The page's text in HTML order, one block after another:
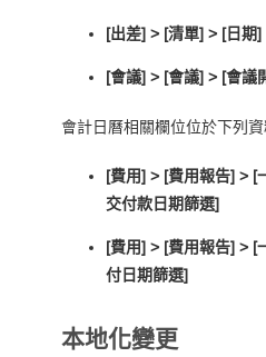
[出差] > [清單] > [日期]
[會議] > [會議] > [會議
會計日曆相關欄位位於下列資
[費用] > [費用報告] > [
交付款日期篩選]
[費用] > [費用報告] > [
付日期篩選]
本地化變更